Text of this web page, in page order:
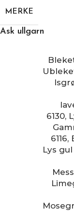
MERKE
Ask ullgarn
6130,
6116,
Lys gul